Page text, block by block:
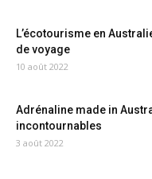
L’écotourisme en
de voyage
10 août 2022
Adrénaline made in
incontournables
3 août 2022